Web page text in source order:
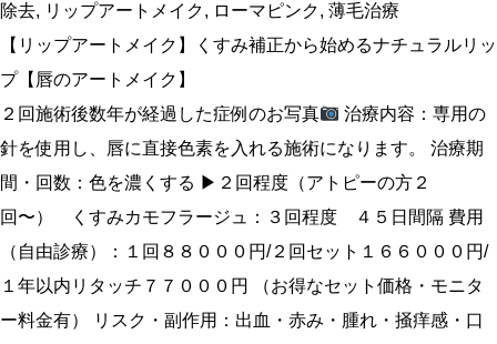
除去, リップアートメイク, ローマピンク, 薄毛治療
【リップアートメイク】くすみ補正から始めるナチュラルリッ
プ【唇のアートメイク】
２回施術後数年が経過した症例のお写真
治療内容：専用の
針を使用し、唇に直接色素を入れる施術になります。 治療期
間・回数：色を濃くする ▶︎２回程度（アトピーの方２
回〜） くすみカモフラージュ：３回程度 ４５日間隔 費用
（自由診療）：１回８８０００円/２回セット１６６０００円/
１年以内リタッチ７７０００円 （お得なセット価格・モニタ
ー料金有） リスク・副作用：出血・赤み・腫れ・掻痒感・口